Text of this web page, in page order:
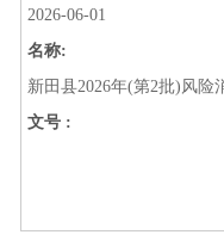
2026-06-01
名称:
新田县2026年(第2批)风险
文号 :